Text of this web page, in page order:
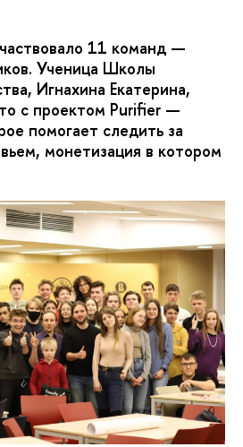
11 команд —
Ученица Школы
Игнахина Екатерина,
с проектом Purifier —
помогает следить за
монетизация в котором